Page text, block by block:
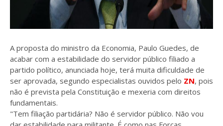
A proposta do ministro da Economia, Paulo Guedes, de
acabar com a estabilidade do servidor público filiado a
partido político, anunciada hoje, terá muita dificuldade de
ser aprovada, segundo especialistas ouvidos pelo ZN, pois
não é prevista pela Constituição e mexeria com direitos
fundamentais.
"Tem filiação partidária? Não é servidor público. Não vou